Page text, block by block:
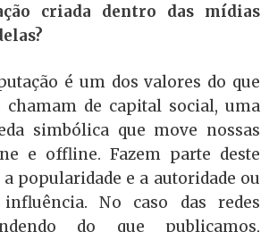
criada dentro das mídias
é um dos valores do que
chamam de capital social, uma
simbólica que move nossas
e offline. Fazem parte deste
popularidade e a autoridade ou
influência. No caso das redes
do que publicamos,